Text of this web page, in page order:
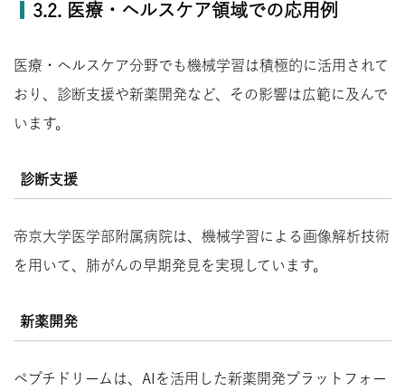
3.2. 医療・ヘルスケア領域での応用例
医療・ヘルスケア分野でも機械学習は積極的に活用されて
おり、診断支援や新薬開発など、その影響は広範に及んで
います。
診断支援
帝京大学医学部附属病院は、機械学習による画像解析技術
を用いて、肺がんの早期発見を実現しています。
新薬開発
ペプチドリームは、AIを活用した新薬開発プラットフォー